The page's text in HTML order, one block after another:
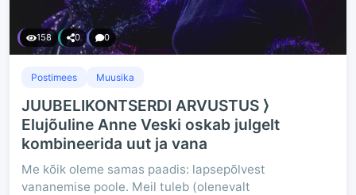
158 0 0
Postimees Muusika
JUUBELIKONTSERDI ARVUSTUS ⟩
Elujõuline Anne Veski oskab julgelt
kombineerida uut ja vana
Me kõik oleme samas paadis: lapsepõlvest
vananemise poole. Meil tuleb (olenevalt